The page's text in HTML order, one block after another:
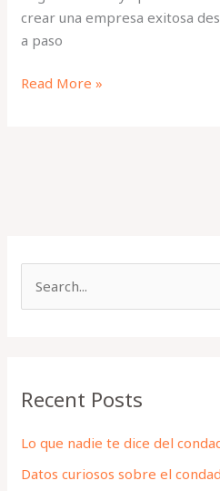
crear una empresa exitosa
a paso
Read More »
c
f
o
Recent Posts
Lo que nadie te dice del
Datos curiosos sobre el